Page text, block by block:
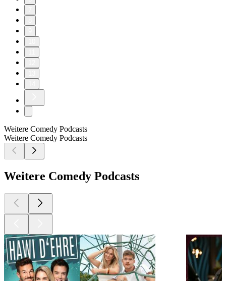
Weitere Comedy Podcasts
Weitere Comedy Podcasts
Weitere Comedy Podcasts